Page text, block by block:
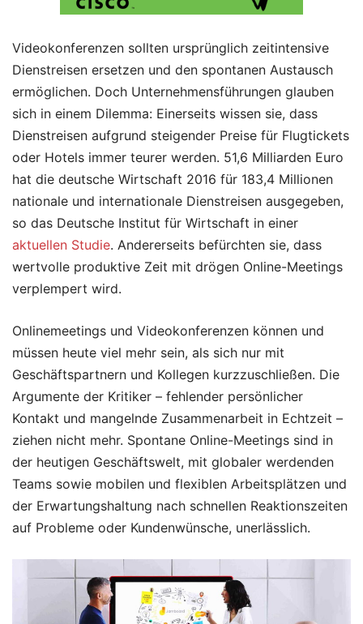
Videokonferenzen sollten ursprünglich zeitintensive
Dienstreisen ersetzen und den spontanen Austausch
ermöglichen. Doch Unternehmensführungen glauben
sich in einem Dilemma: Einerseits wissen sie, dass
Dienstreisen aufgrund steigender Preise für Flugtickets
oder Hotels immer teurer werden. 51,6 Milliarden Euro
hat die deutsche Wirtschaft 2016 für 183,4 Millionen
nationale und internationale Dienstreisen ausgegeben,
so das Deutsche Institut für Wirtschaft in einer
aktuellen Studie. Andererseits befürchten sie, dass
wertvolle produktive Zeit mit drögen Online-Meetings
verplempert wird.
Onlinemeetings und Videokonferenzen können und
müssen heute viel mehr sein, als sich nur mit
Geschäftspartnern und Kollegen kurzzuschließen. Die
Argumente der Kritiker – fehlender persönlicher
Kontakt und mangelnde Zusammenarbeit in Echtzeit –
ziehen nicht mehr. Spontane Online-Meetings sind in
der heutigen Geschäftswelt, mit globaler werdenden
Teams sowie mobilen und flexiblen Arbeitsplätzen und
der Erwartungshaltung nach schnellen Reaktionszeiten
auf Probleme oder Kundenwünsche, unerlässlich.